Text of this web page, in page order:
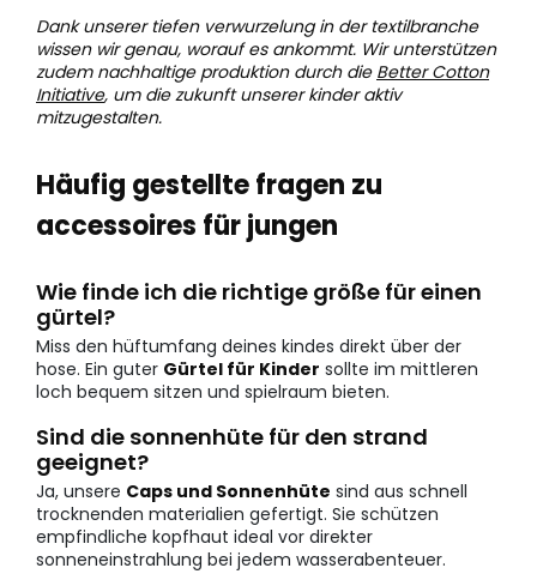
Dank unserer tiefen verwurzelung in der textilbranche
wissen wir genau, worauf es ankommt. Wir unterstützen
zudem nachhaltige produktion durch die Better Cotton
Initiative, um die zukunft unserer kinder aktiv
mitzugestalten.
Häufig gestellte fragen zu
accessoires für jungen
Wie finde ich die richtige größe für einen
gürtel?
Miss den hüftumfang deines kindes direkt über der
hose. Ein guter Gürtel für Kinder sollte im mittleren
loch bequem sitzen und spielraum bieten.
Sind die sonnenhüte für den strand
geeignet?
Ja, unsere Caps und Sonnenhüte sind aus schnell
trocknenden materialien gefertigt. Sie schützen
empfindliche kopfhaut ideal vor direkter
sonneneinstrahlung bei jedem wasserabenteuer.